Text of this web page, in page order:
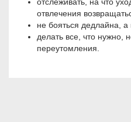
отвлечения
не бояться дедлайна, а
делать все, что нужно,
переутомления.